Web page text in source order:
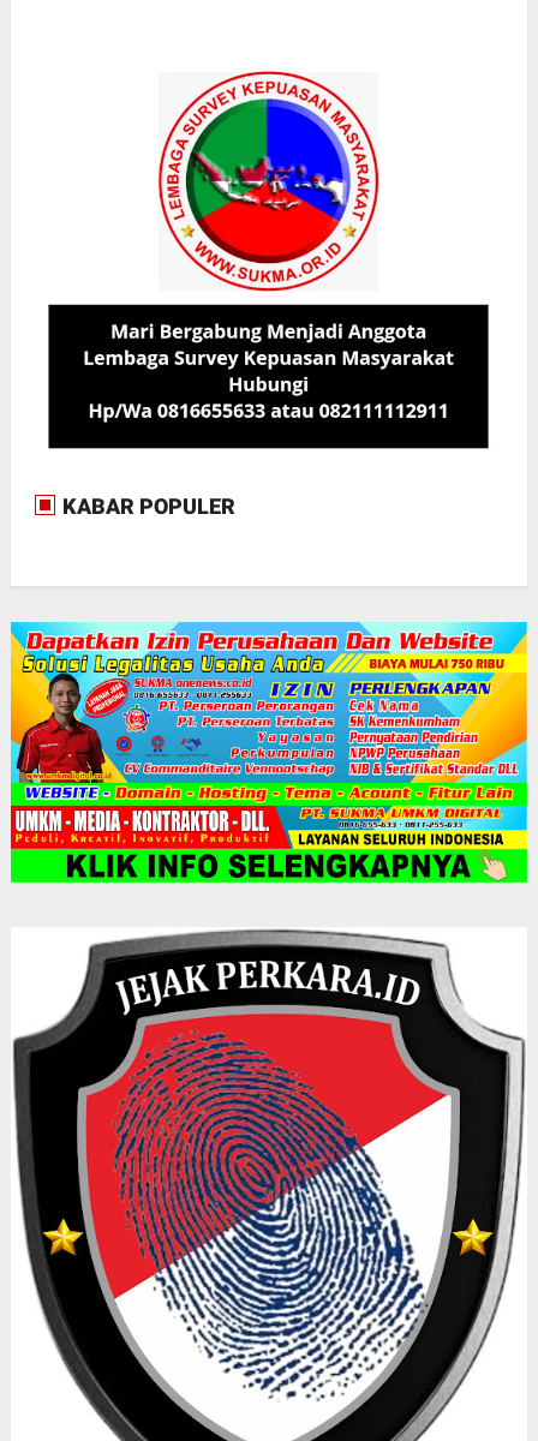
KABAR POPULER